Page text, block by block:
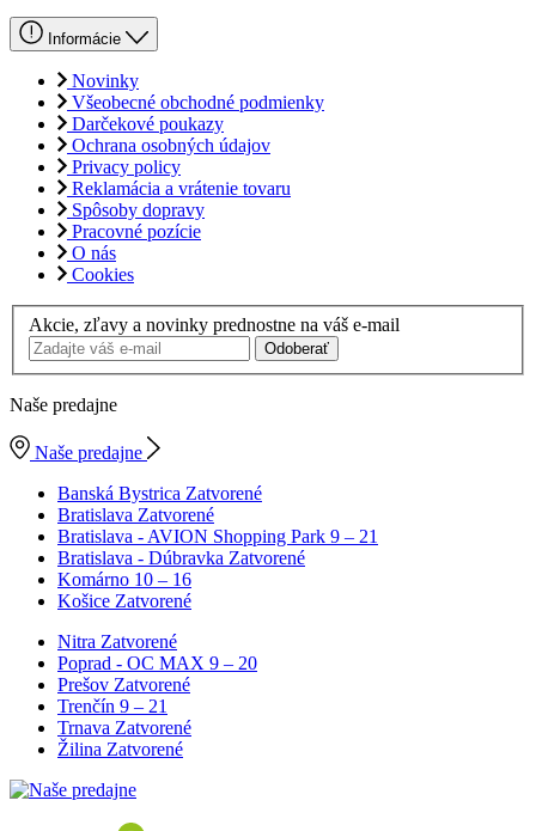
Informácie
Novinky
Všeobecné obchodné podmienky
Darčekové poukazy
Ochrana osobných údajov
Privacy policy
Reklamácia a vrátenie tovaru
Spôsoby dopravy
Pracovné pozície
O nás
Cookies
Akcie, zľavy a novinky prednostne na váš e-mail
Odoberať
Naše predajne
Naše predajne
Banská Bystrica Zatvorené
Bratislava Zatvorené
Bratislava - AVION Shopping Park 9 – 21
Bratislava - Dúbravka Zatvorené
Komárno 10 – 16
Košice Zatvorené
Nitra Zatvorené
Poprad - OC MAX 9 – 20
Prešov Zatvorené
Trenčín 9 – 21
Trnava Zatvorené
Žilina Zatvorené